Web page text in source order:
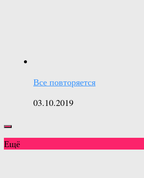
Все повторяется
03.10.2019
Ещё